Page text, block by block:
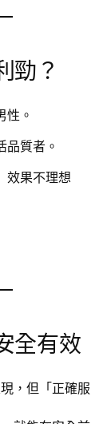
勁？
性。
品質者。
效果不理想
全有效
，但「正確服